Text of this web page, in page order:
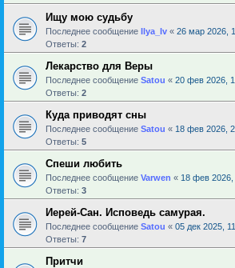
Ищу мою судьбу
Последнее сообщение Ilya_Iv « 26 мар 2026,
Ответы: 2
Лекарство для Веры
Последнее сообщение Satou « 20 фев 2026,
Ответы: 2
Куда приводят сны
Последнее сообщение Satou « 18 фев 2026,
Ответы: 5
Спеши любить
Последнее сообщение Varwen « 18 фев 2026,
Ответы: 3
Иерей-Сан. Исповедь самурая.
Последнее сообщение Satou « 05 дек 2025,
Ответы: 7
Притчи